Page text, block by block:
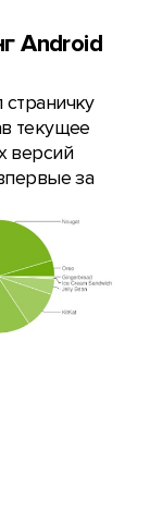
Android
текущее
версий
за